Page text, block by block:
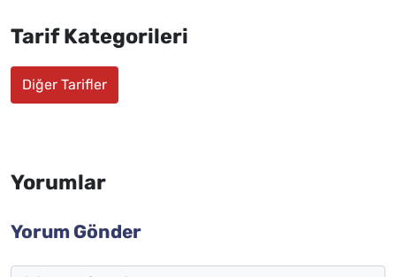
Tarif Kategorileri
Diğer Tarifler
Yorumlar
Yorum Gönder